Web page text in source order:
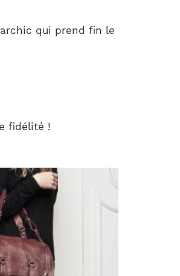
qui prend fin le
fidélité !